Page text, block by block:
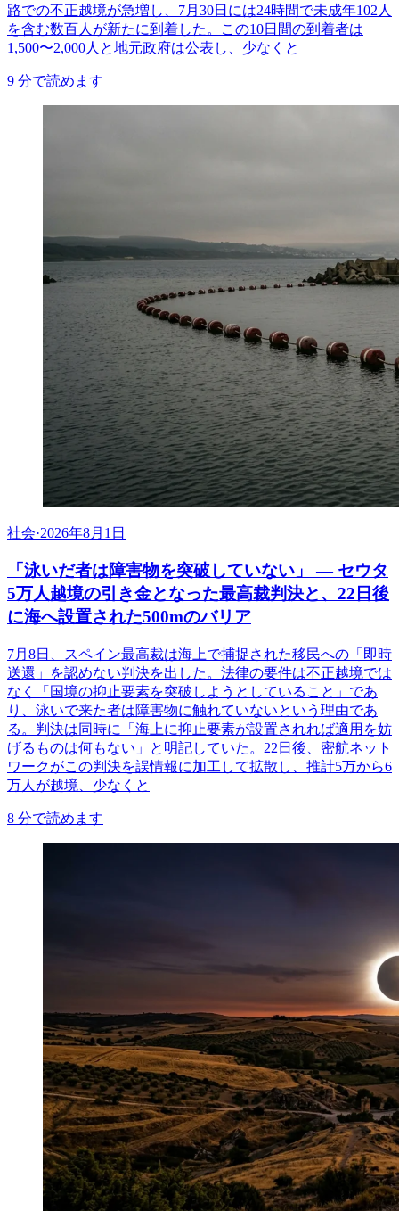
路での不正越境が急増し、7月30日には24時間で未成年102人
を含む数百人が新たに到着した。この10日間の到着者は
1,500〜2,000人と地元政府は公表し、少なくと
9 分で読めます
社会·2026年8月1日
「泳いだ者は障害物を突破していない」 ― セウタ
5万人越境の引き金となった最高裁判決と、22日後
に海へ設置された500mのバリア
7月8日、スペイン最高裁は海上で捕捉された移民への「即時
送還」を認めない判決を出した。法律の要件は不正越境では
なく「国境の抑止要素を突破しようとしていること」であ
り、泳いで来た者は障害物に触れていないという理由であ
る。判決は同時に「海上に抑止要素が設置されれば適用を妨
げるものは何もない」と明記していた。22日後、密航ネット
ワークがこの判決を誤情報に加工して拡散し、推計5万から6
万人が越境、少なくと
8 分で読めます